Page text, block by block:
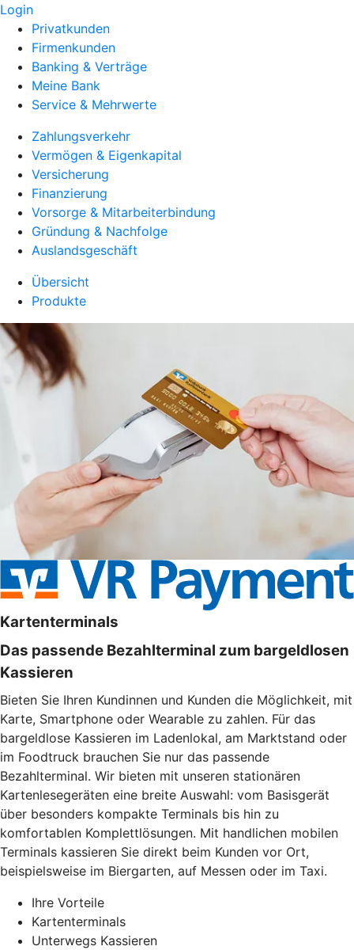
Login
Privatkunden
Firmenkunden
Banking & Verträge
Meine Bank
Service & Mehrwerte
Zahlungsverkehr
Vermögen & Eigenkapital
Versicherung
Finanzierung
Vorsorge & Mitarbeiterbindung
Gründung & Nachfolge
Auslandsgeschäft
Übersicht
Produkte
Kartenterminals
Das passende Bezahlterminal zum bargeldlosen
Kassieren
Bieten Sie Ihren Kundinnen und Kunden die Möglichkeit, mit
Karte, Smartphone oder Wearable zu zahlen. Für das
bargeldlose Kassieren im Ladenlokal, am Marktstand oder
im Foodtruck brauchen Sie nur das passende
Bezahlterminal. Wir bieten mit unseren stationären
Kartenlesegeräten eine breite Auswahl: vom Basisgerät
über besonders kompakte Terminals bis hin zu
komfortablen Komplettlösungen. Mit handlichen mobilen
Terminals kassieren Sie direkt beim Kunden vor Ort,
beispielsweise im Biergarten, auf Messen oder im Taxi.
Ihre Vorteile
Kartenterminals
Unterwegs Kassieren